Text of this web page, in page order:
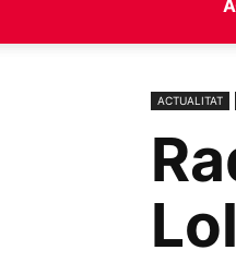
ACTUALITAT